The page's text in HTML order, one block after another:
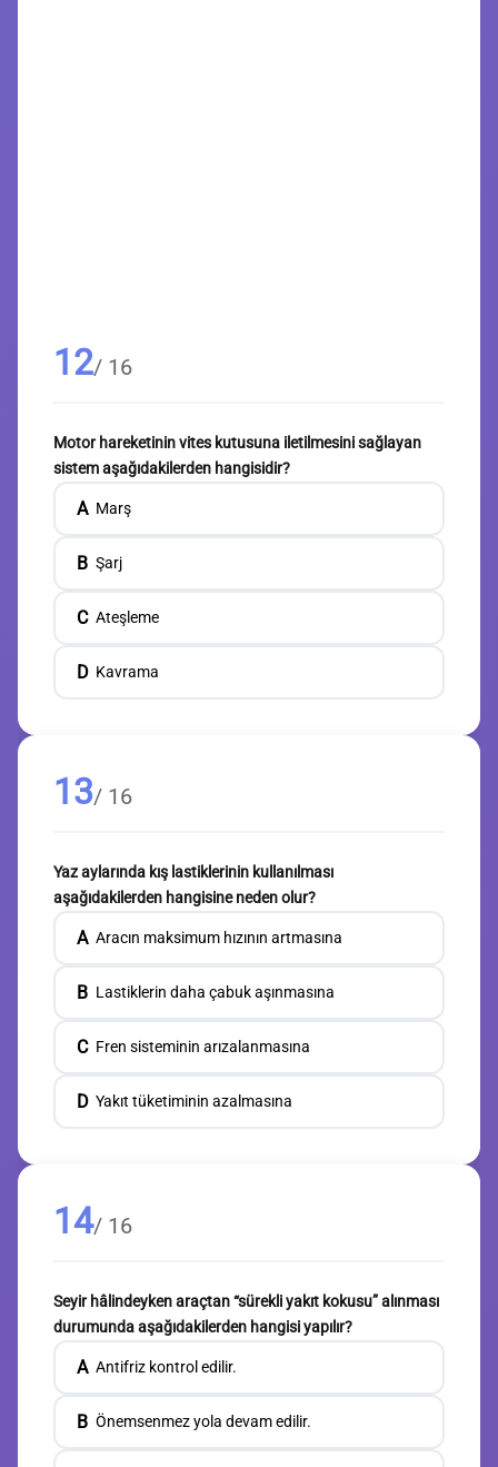
12/ 16
Motor hareketinin vites kutusuna iletilmesini sağlayan
sistem aşağıdakilerden hangisidir?
A Marş
B Şarj
C Ateşleme
D Kavrama
13/ 16
Yaz aylarında kış lastiklerinin kullanılması
aşağıdakilerden hangisine neden olur?
A Aracın maksimum hızının artmasına
B Lastiklerin daha çabuk aşınmasına
C Fren sisteminin arızalanmasına
D Yakıt tüketiminin azalmasına
14/ 16
Seyir hâlindeyken araçtan “sürekli yakıt kokusu” alınması
durumunda aşağıdakilerden hangisi yapılır?
A Antifriz kontrol edilir.
B Önemsenmez yola devam edilir.